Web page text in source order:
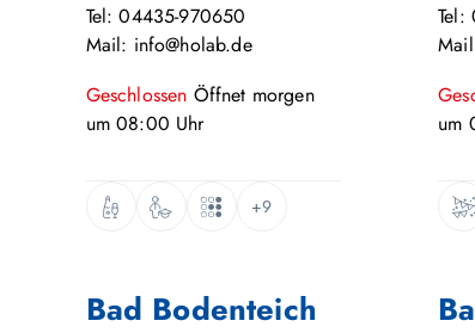
Tel: 04435-970650
Mail: info@holab.de
Geschlossen Öffnet morgen
um08:00 Uhr
+9
Tel:
um
Bad Bodenteich